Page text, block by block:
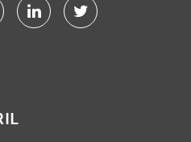
LinkedinTwitter